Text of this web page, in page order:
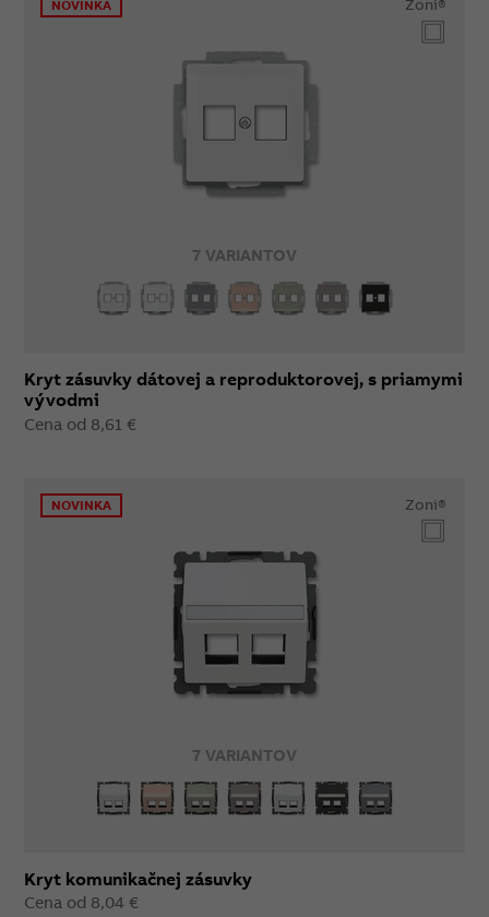
7 VARIANTOV
NOVINKA Zoni®
Kryt zásuvky dátovej a reproduktorovej, s priamymi
vývodmi
Cena od 8,61 €
7 VARIANTOV
NOVINKA Zoni®
Kryt komunikačnej zásuvky
Cena od 8,04 €